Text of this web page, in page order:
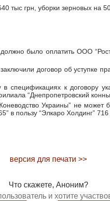
тыс грн, уборки зерновых на
было оплатить ООО
договор об уступке
спецификациях к договору
“Днепропетровский
Украины” не
в пользу “Элкаро Холдинг” 716
версия для печати >>
Что скажете, Аноним?
и хотите